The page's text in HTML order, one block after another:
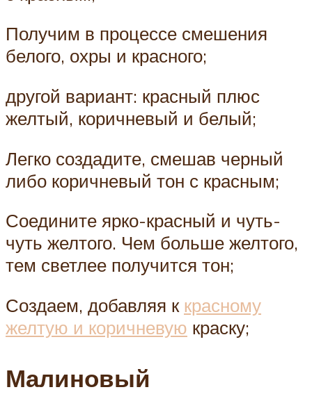
Получим в процессе смешения
белого, охры и красного;
другой вариант: красный плюс
желтый, коричневый и белый;
Легко создадите, смешав черный
либо коричневый тон с красным;
Соедините ярко-красный и чуть-
чуть желтого. Чем больше желтого,
тем светлее получится тон;
Создаем, добавляя к красному
желтую и коричневую краску;
Малиновый